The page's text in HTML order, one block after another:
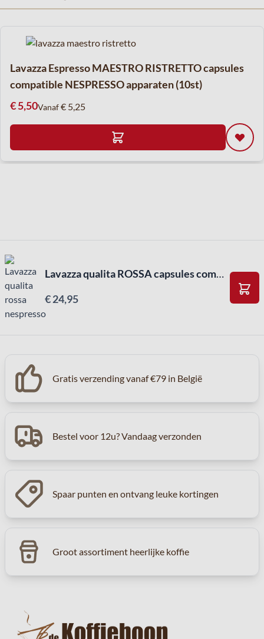
Lavazza Espresso MAESTRO RISTRETTO capsules
compatible NESPRESSO apparaten (10st)
€ 5,50Vanaf€ 5,25
Lavazza qualita ROSSA capsules compatibel NESPRESSO apparaten (80st)
€ 24,95
In
Gratis verzending vanaf €79 in België
Bestel voor 12u? Vandaag verzonden
Spaar punten en ontvang leuke kortingen
Groot assortiment heerlijke koffie